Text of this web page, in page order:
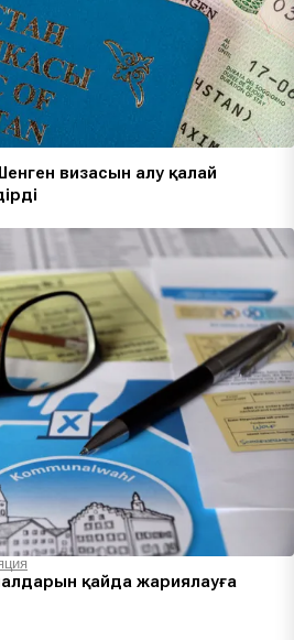
визасын алу қалай
қайда жариялауға